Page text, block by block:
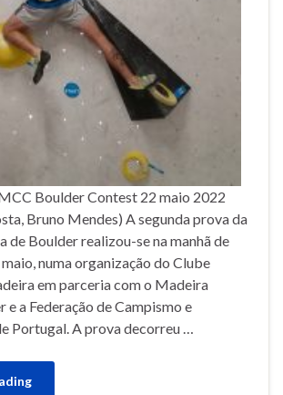
Boulder Contest 22 maio 2022
Bruno Mendes) A segunda prova da
de Boulder realizou-se na manhã de
numa organização do Clube
em parceria com o Madeira
a Federação de Campismo e
Portugal. A prova decorreu …